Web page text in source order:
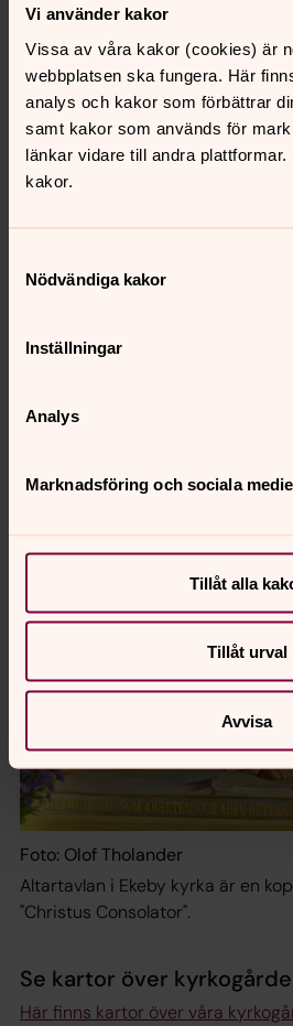
Vi använder kakor
Vissa av våra kakor (cookies) är
webbplatsen ska fungera. Här
analys och kakor som förbättrar
samt kakor som används för
länkar vidare till andra
kakor.
Nödvändiga kakor
Inställningar
Analys
Marknadsföring och sociala
Tillåt alla
Tillåt urval
Avvisa
I vapenhusets nordvägg är en
landshövding Josef Falster,
ursprungligen legat i kyrkans golv.
finns en krypta som tidigare
Rosencrantz och Holck.
Foto: Olof Tholander
Altartavlan i Ekeby kyrka är en
"Christus Consolator".
Se kartor över
Här finns kartor över våra